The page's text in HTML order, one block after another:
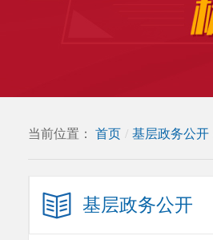
当前位置： 首页 / 基层政务公开
基层政务公开